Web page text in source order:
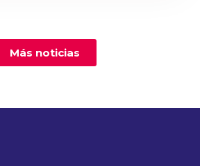
Más noticias